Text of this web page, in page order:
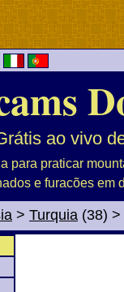
ao vivo
para praticar
e furacões em
> Turquia (38) >